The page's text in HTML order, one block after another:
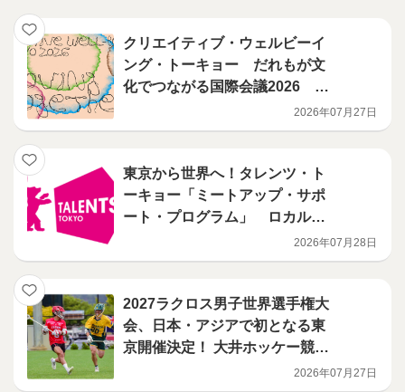
クリエイティブ・ウェルビーイ
ング・トーキョー だれもが文
化でつながる国際会議2026 ラ
2026年07月27日
東京から世界へ！タレンツ・ト
ーキョー「ミートアップ・サポ
ート・プログラム」 ロカルノ
国際映画祭（スイス）への派遣
者決定
2026年07月28日
2027ラクロス男子世界選手権大
会、日本・アジアで初となる東
京開催決定！ 大井ホッケー競技
2026年07月27日